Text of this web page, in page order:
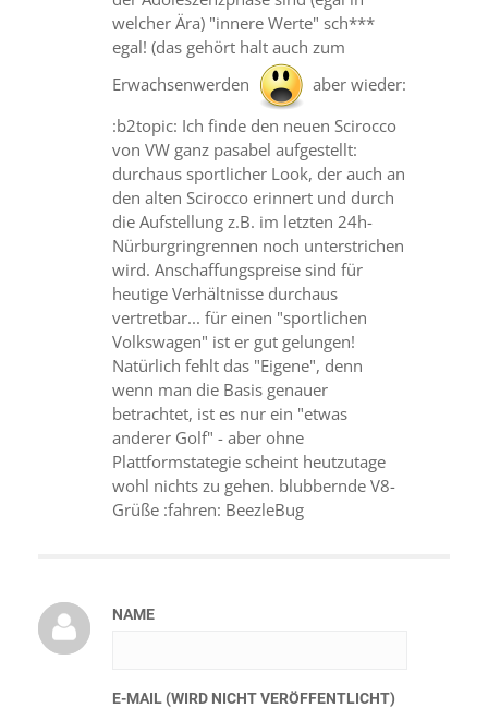
welcher Ära) "innere Werte" sch***
egal! (das gehört halt auch zum
Erwachsenwerden
aber wieder:
:b2topic: Ich finde den neuen Scirocco
von VW ganz pasabel aufgestellt:
durchaus sportlicher Look, der auch an
den alten Scirocco erinnert und durch
die Aufstellung z.B. im letzten 24h-
Nürburgringrennen noch unterstrichen
wird. Anschaffungspreise sind für
heutige Verhältnisse durchaus
vertretbar... für einen "sportlichen
Volkswagen" ist er gut gelungen!
Natürlich fehlt das "Eigene", denn
wenn man die Basis genauer
betrachtet, ist es nur ein "etwas
anderer Golf" - aber ohne
Plattformstategie scheint heutzutage
wohl nichts zu gehen. blubbernde V8-
Grüße :fahren: BeezleBug
NAME
E-MAIL (WIRD NICHT VERÖFFENTLICHT)